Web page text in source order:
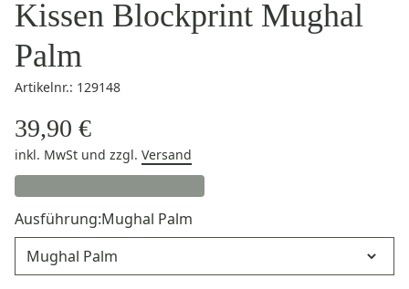
Kissen Blockprint Mughal
Palm
Artikelnr.: 129148
39,90 €
inkl. MwSt und zzgl. Versand
Ausführung:Mughal Palm